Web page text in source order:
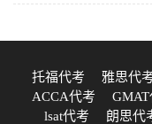
托福代考 雅思代
ACCA代考
GMAT
lsat代考
朗思代